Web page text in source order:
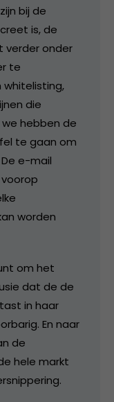
bij de
is, de
verder onder
te
whitelisting,
die
hebben de
te gaan om
e-mail
worden
om het
dat de de
in haar
En naar
de
hele markt